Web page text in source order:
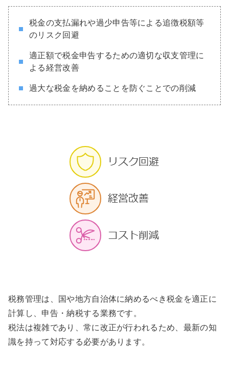
税金の支払漏れや過少申告等による追徴税額等
のリスク回避
適正額で税金申告するための適切な収支管理に
よる経営改善
過大な税金を納めることを防ぐことでの削減
税務管理は、国や地方自治体に納めるべき税金を適正に
計算し、申告・納税する業務です。
税法は複雑であり、常に改正が行われるため、最新の知
識を持って対応する必要があります。